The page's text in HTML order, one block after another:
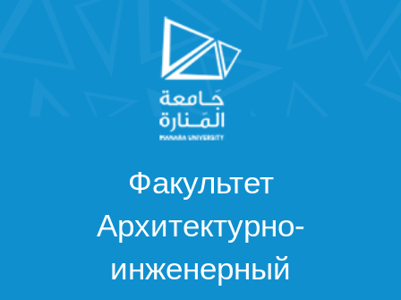
Факультет
Архитектурно-
инженерный